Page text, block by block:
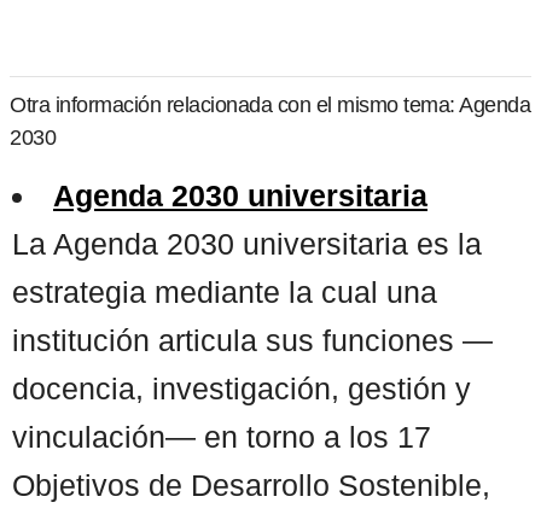
Otra información relacionada con el mismo tema: Agenda
2030
Agenda 2030 universitaria
La Agenda 2030 universitaria es la
estrategia mediante la cual una
institución articula sus funciones —
docencia, investigación, gestión y
vinculación— en torno a los 17
Objetivos de Desarrollo Sostenible,